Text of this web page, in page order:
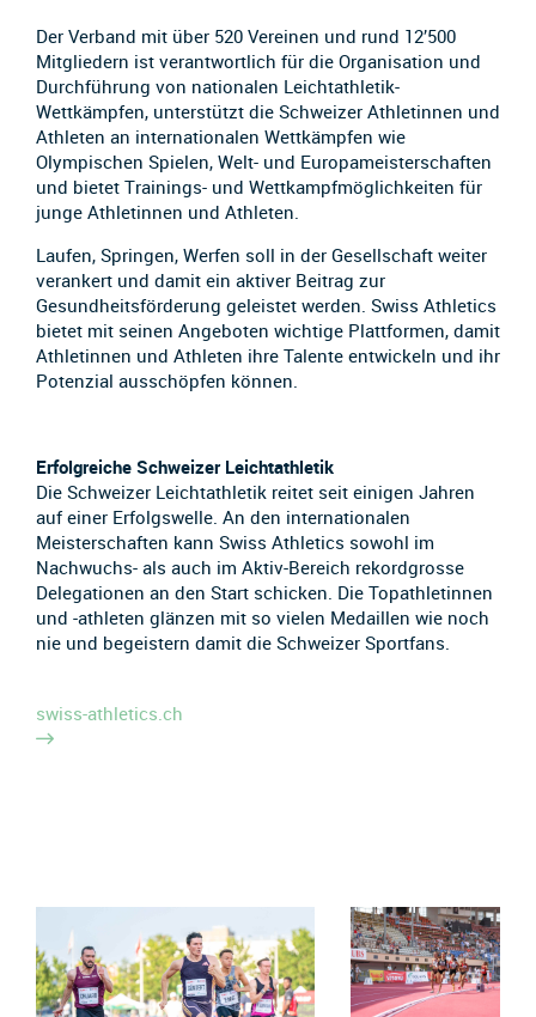
Der Verband mit über 520 Vereinen und rund 12’500
Mitgliedern ist verantwortlich für die Organisation und
Durchführung von nationalen Leichtathletik-
Wettkämpfen, unterstützt die Schweizer Athletinnen und
Athleten an internationalen Wettkämpfen wie
Olympischen Spielen, Welt- und Europameisterschaften
und bietet Trainings- und Wettkampfmöglichkeiten für
junge Athletinnen und Athleten.
Laufen, Springen, Werfen soll in der Gesellschaft weiter
verankert und damit ein aktiver Beitrag zur
Gesundheitsförderung geleistet werden. Swiss Athletics
bietet mit seinen Angeboten wichtige Plattformen, damit
Athletinnen und Athleten ihre Talente entwickeln und ihr
Potenzial ausschöpfen können.
Erfolgreiche Schweizer Leichtathletik
Die Schweizer Leichtathletik reitet seit einigen Jahren
auf einer Erfolgswelle. An den internationalen
Meisterschaften kann Swiss Athletics sowohl im
Nachwuchs- als auch im Aktiv-Bereich rekordgrosse
Delegationen an den Start schicken. Die Topathletinnen
und -athleten glänzen mit so vielen Medaillen wie noch
nie und begeistern damit die Schweizer Sportfans.
swiss-athletics.ch